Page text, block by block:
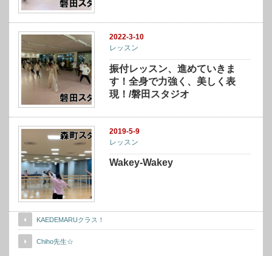
2022-3-10
レッスン
振付レッスン、進めていきま
す！全身で力強く、美しく表
現！/磐田スタジオ
2019-5-9
レッスン
Wakey-Wakey
KAEDEMARUクラス！
Chiho先生☆